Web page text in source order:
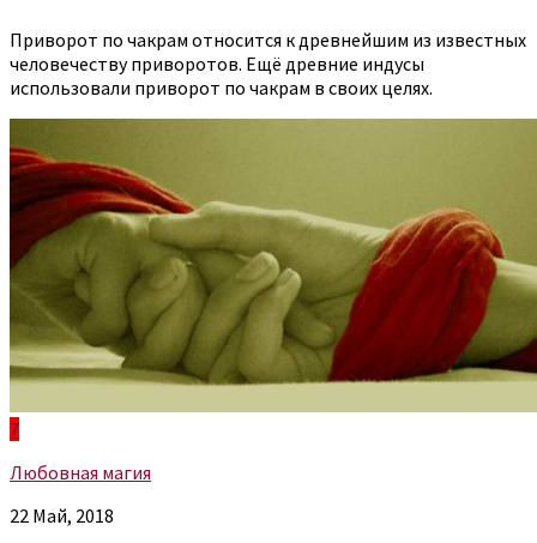
Приворот по чакрам относится к древнейшим из известных
человечеству приворотов. Ещё древние индусы
использовали приворот по чакрам в своих целях.
7
Любовная магия
22 Май, 2018